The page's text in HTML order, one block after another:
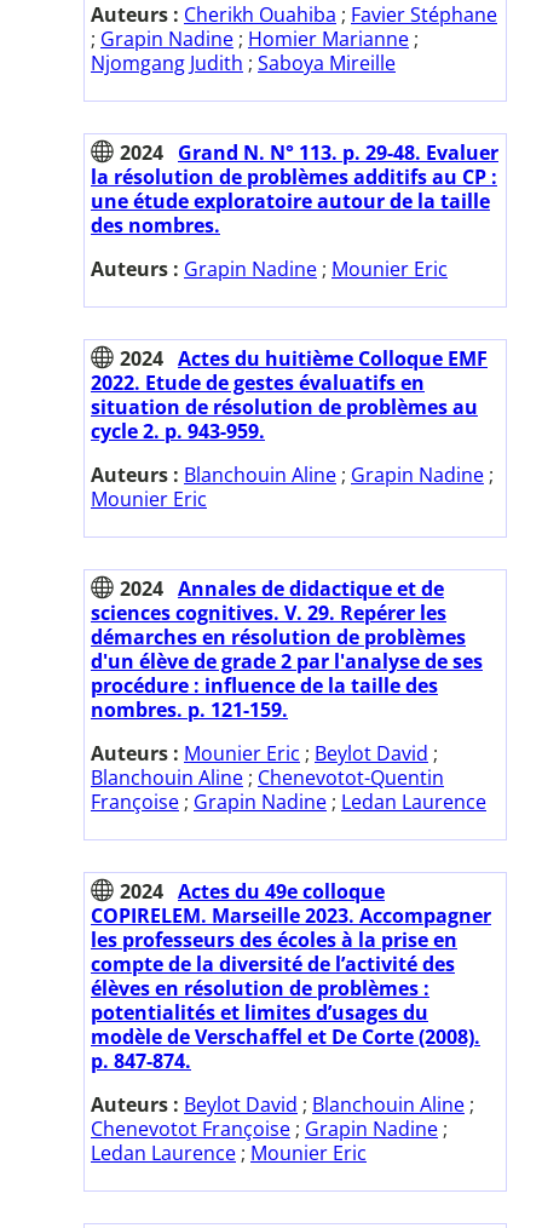
Auteurs : Cherikh Ouahiba ; Favier Stéphane
; Grapin Nadine ; Homier Marianne ;
Njomgang Judith ; Saboya Mireille
2024 Grand N. N° 113. p. 29-48. Evaluer
la résolution de problèmes additifs au CP :
une étude exploratoire autour de la taille
des nombres.
Auteurs : Grapin Nadine ; Mounier Eric
2024 Actes du huitième Colloque EMF
2022. Etude de gestes évaluatifs en
situation de résolution de problèmes au
cycle 2. p. 943-959.
Auteurs : Blanchouin Aline ; Grapin Nadine ;
Mounier Eric
2024 Annales de didactique et de
sciences cognitives. V. 29. Repérer les
démarches en résolution de problèmes
d'un élève de grade 2 par l'analyse de ses
procédure : influence de la taille des
nombres. p. 121-159.
Auteurs : Mounier Eric ; Beylot David ;
Blanchouin Aline ; Chenevotot-Quentin
Françoise ; Grapin Nadine ; Ledan Laurence
2024 Actes du 49e colloque
COPIRELEM. Marseille 2023. Accompagner
les professeurs des écoles à la prise en
compte de la diversité de l’activité des
élèves en résolution de problèmes :
potentialités et limites d’usages du
modèle de Verschaffel et De Corte (2008).
p. 847-874.
Auteurs : Beylot David ; Blanchouin Aline ;
Chenevotot Françoise ; Grapin Nadine ;
Ledan Laurence ; Mounier Eric